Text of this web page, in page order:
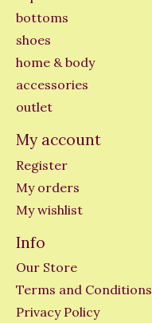
bottoms
shoes
home & body
accessories
outlet
My account
Register
My orders
My wishlist
Info
Our Store
Terms and Conditions
Privacy Policy